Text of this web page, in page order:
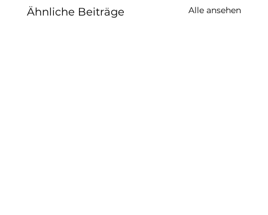
Ähnliche Beiträge Alle ansehen